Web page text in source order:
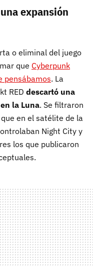
expansión
o eliminal del juego
que Cyberpunk
pensábamos. La
RED descartó una
la Luna. Se filtraron
en el satélite de la
Night City y
los que publicaron